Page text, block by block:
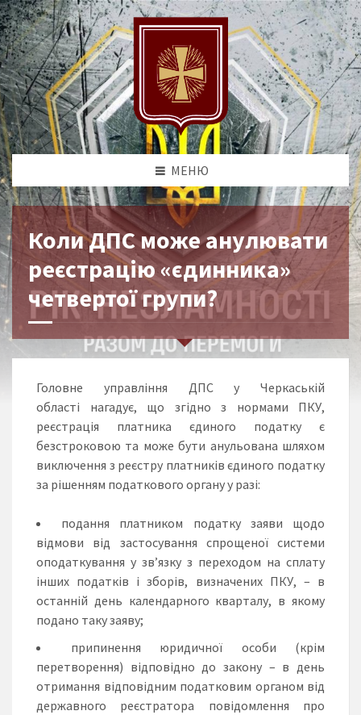
МЕНЮ
Коли ДПС може анулювати
реєстрацію «єдинника»
четвертої групи?
Головне управління ДПС у Черкаській
області нагадує, що згідно з нормами ПКУ,
реєстрація платника єдиного податку є
безстроковою та може бути анульована шляхом
виключення з реєстру платників єдиного податку
за рішенням податкового органу у разі:
подання платником податку заяви щодо
відмови від застосування спрощеної системи
оподаткування у зв’язку з переходом на сплату
інших податків і зборів, визначених ПКУ, – в
останній день календарного кварталу, в якому
подано таку заяву;
припинення юридичної особи (крім
перетворення) відповідно до закону – в день
отримання відповідним податковим органом від
державного реєстратора повідомлення про